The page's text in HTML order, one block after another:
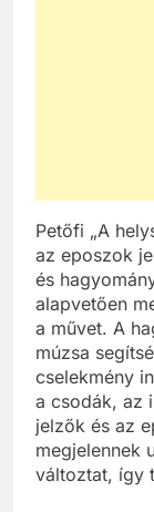
Petőfi „A
az eposzok
és
alapvetően
a művet. A
múzsa
cselekmény
a csodák, az
jelzők és az
megjelennek
változtat, így